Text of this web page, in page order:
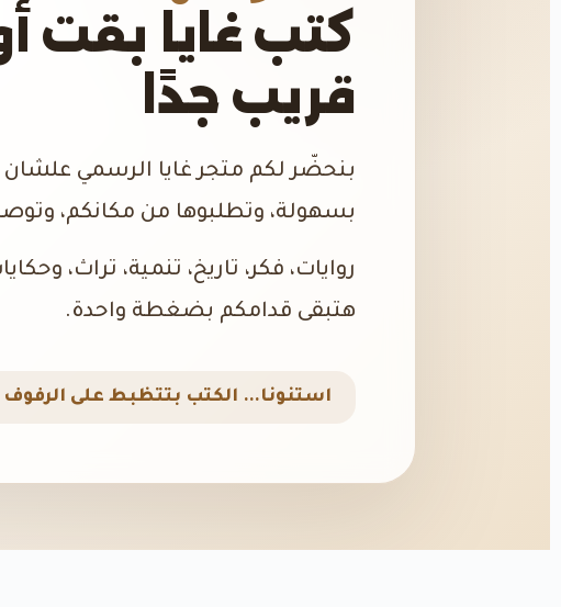
كتب غايا بقت
قريب جدًا
بنحضّر لكم متجر غايا الرسمي علشان
بسهولة، وتطلبوها من مكانكم،
روايات، فكر، تاريخ، تنمية، تراث،
هتبقى قدامكم بضغطة واحدة.
استنونا… الكتب بتتظبط على الرفوف